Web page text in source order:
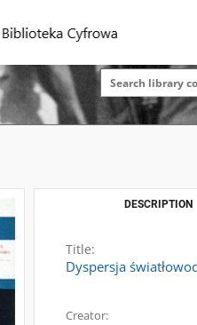
DESCRIPTION
Title:
Dyspersja
Creator: